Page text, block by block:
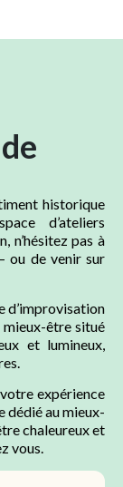
historique
d’ateliers
n’hésitez pas à
ou de venir sur
d’improvisation
mieux-être situé
et lumineux,
expérience
dédié au mieux-
chaleureux et
vous.